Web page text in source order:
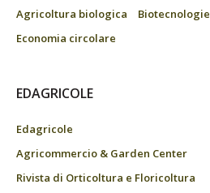
Agricoltura biologica
Biotecnologie
Economia circolare
EDAGRICOLE
Edagricole
Agricommercio & Garden Center
Rivista di Orticoltura e Floricoltura